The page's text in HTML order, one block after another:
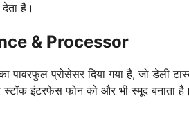
है।
& Processor
पावरफुल प्रोसेसर दिया गया है, जो डेली
इंटरफेस फोन को और भी स्मूद बनाता